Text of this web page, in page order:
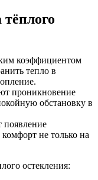
коэффициентом
тепло в
проникновение
обстановку в
появление
не только на
остекления: